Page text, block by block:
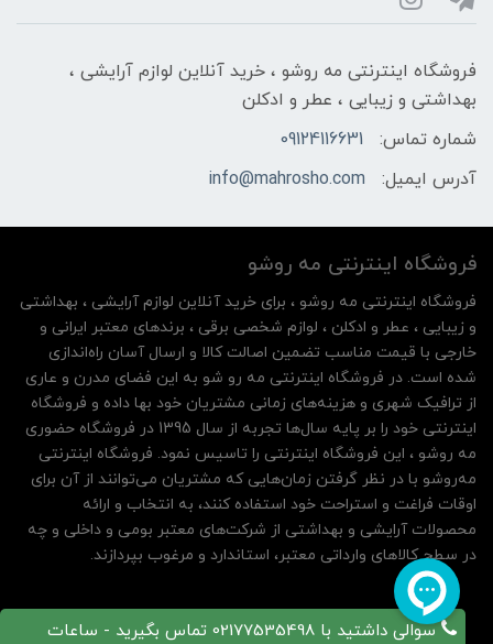
فروشگاه اینترنتی مه‌ رو‌شو ، خرید آنلاین لوازم آرایشی ،
بهداشتی و زیبایی ، عطر و ادکلن
شماره تماس:
09124116631
آدرس ایمیل:
info@mahrosho.com
سوالی داشتید با 02177535498 تماس بگیرید - ساعات
فروشگاه اینترنتی مه‌ رو‌شو
فروشگاه اینترنتی مه‌ رو‌شو ، برای خرید آنلاین لوازم آرایشی ، بهداشتی
و زیبایی ، عطر و ادکلن ، لوازم شخصی برقی ، برندهای معتبر ایرانی و
خارجی با قیمت مناسب تضمین اصالت کالا و ارسال آسان راه‌اندازی
شده است. در فروشگاه اینترنتی مه رو شو به این فضای مدرن و عاری
از ترافیک شهری و هزینه‌های زمانی مشتریان خود بها داده و فروشگاه
اینترنتی خود را بر پایه سال‌ها تجربه از سال 1395 در فروشگاه حضوری
مه روشو ، این فروشگاه اینترنتی را تاسیس نمود. فروشگاه اینترنتی
مه‌رو‌شو با در نظر گرفتن زمان‌هایی که مشتریان می‌توانند از آن‌ برای
اوقات فراغت و استراحت خود استفاده کنند، به انتخاب و ارائه
محصولات آرایشی و بهداشتی از شرکت‌های معتبر بومی و داخلی و چه
در سطح کالاهای وارداتی معتبر، استاندارد و مرغوب بپردازند.